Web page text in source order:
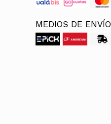
MEDIOS DE ENVÍO